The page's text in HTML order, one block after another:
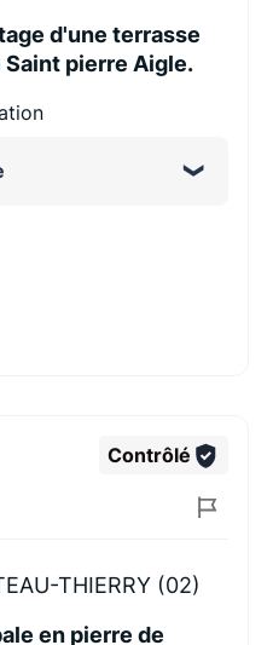
d'une terrasse
pierre Aigle.
Contrôlé
THIERRY (02)
en pierre de